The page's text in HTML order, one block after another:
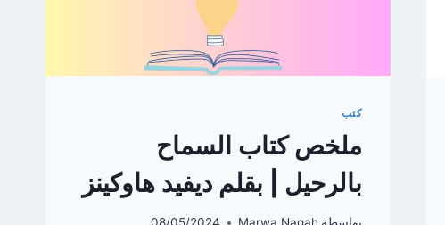
كتب
ملخص كتاب السماح
بالرحيل | بقلم ديفيد هاوكينز